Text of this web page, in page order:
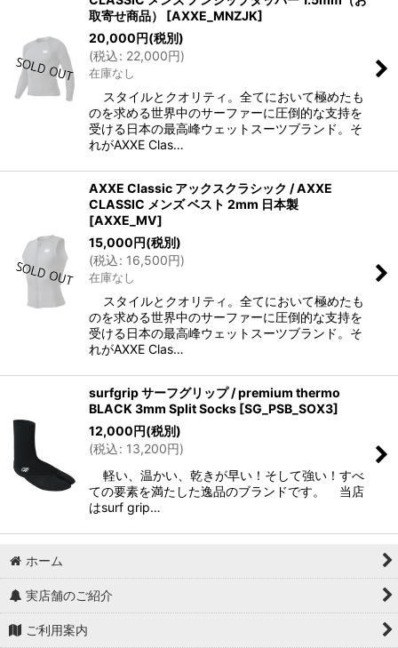
取寄せ商品）
[AXXE_MNZJK]
20,000円(税別)
(税込: 22,000円)
在庫なし
スタイルとクオリティ。全てにおいて極めたも
のを求める世界中のサーファーに圧倒的な支持を
受ける日本の最高峰ウェットスーツブランド。そ
れがAXXE Clas…
AXXE Classic アックスクラシック / AXXE
CLASSIC メンズ ベスト 2mm 日本製
[AXXE_MV]
15,000円(税別)
(税込: 16,500円)
在庫なし
スタイルとクオリティ。全てにおいて極めたも
のを求める世界中のサーファーに圧倒的な支持を
受ける日本の最高峰ウェットスーツブランド。そ
れがAXXE Clas…
surfgrip サーフグリップ / premium thermo
BLACK 3mm Split Socks [SG_PSB_SOX3]
12,000円(税別)
(税込: 13,200円)
軽い、温かい、乾きが早い！そして強い！すべ
ての要素を満たした逸品のブランドです。 当店
はsurf grip…
ホーム
実店舗のご紹介
ご利用案内